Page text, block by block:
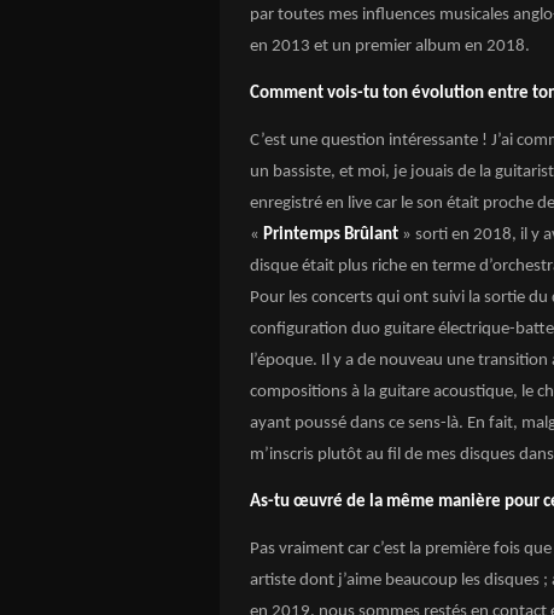
par toutes mes influences musicales
en 2013 et un premier album en 2018.
Comment vois-tu ton évolution entre
C’est une question intéressante ! J’ai
un bassiste, et moi, je jouais de la
enregistré en live car le son était proche
« Printemps Brûlant » sorti en 2018, il y
disque était plus riche en terme
Pour les concerts qui ont suivi la sortie
configuration duo guitare électrique-
l’époque. Il y a de nouveau une transition
compositions à la guitare acoustique, le
ayant poussé dans ce sens-là. En fait,
m’inscris plutôt au fil de mes disques
As-tu œuvré de la même manière pour
Pas vraiment car c’est la première fois
artiste dont j’aime beaucoup les disques ;